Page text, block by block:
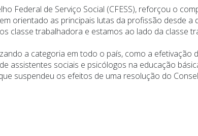
Federal de Serviço Social (CFESS), reforçou o
orientado as principais lutas da profissão desde a
classe trabalhadora e estamos ao lado da classe
a categoria em todo o país, como a efetivação
assistentes sociais e psicólogos na educação
suspendeu os efeitos de uma resolução do